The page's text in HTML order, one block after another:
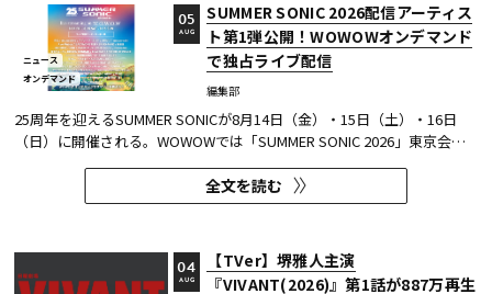
ニュース
オンデマンド
SUMMER SONIC 2026配信アーティス
ト第1弾公開！WOWOWオンデマンド
で独占ライブ配信
編集部
05
AUG
25周年を迎えるSUMMER SONICが8月14日（金）・15日（土）・16日
（日）に開催される。WOWOWでは「SUMMER SONIC 2026」東京会場
のZOZOマリンスタジアムと幕張メッセから、マリンステージ、マウン
テンステージ、ソニックステージ、パシフィックステージの模様を、3
日間にわたりWOWOWオンデマンドで独占ライブ配信する。 今回、配信
全文を読む
【TVer】堺雅人主演
『VIVANT(2026)』第1話が887万再生
04
AUG